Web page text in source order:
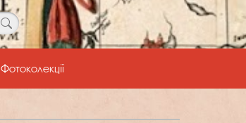
Фотоколекції